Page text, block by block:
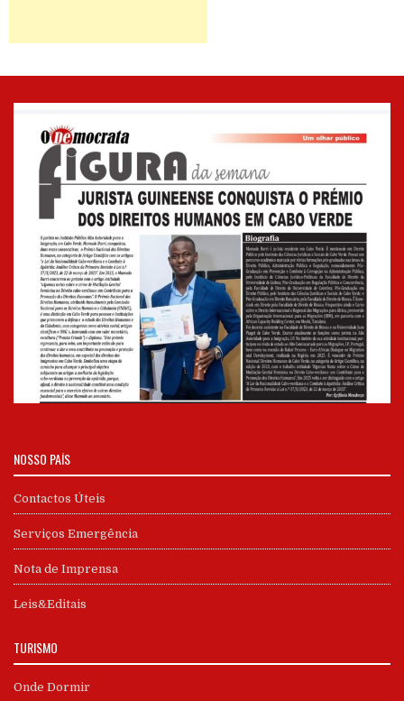
NOSSO PAÍS
Contactos Úteis
Serviços Emergência
Nota de Imprensa
Leis&Editais
TURISMO
Onde Dormir